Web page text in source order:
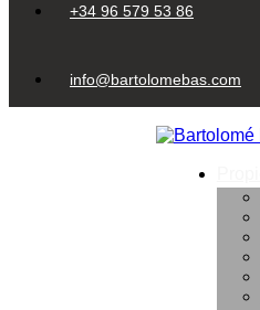
+34 96 579 53 86
info@bartolomebas.com